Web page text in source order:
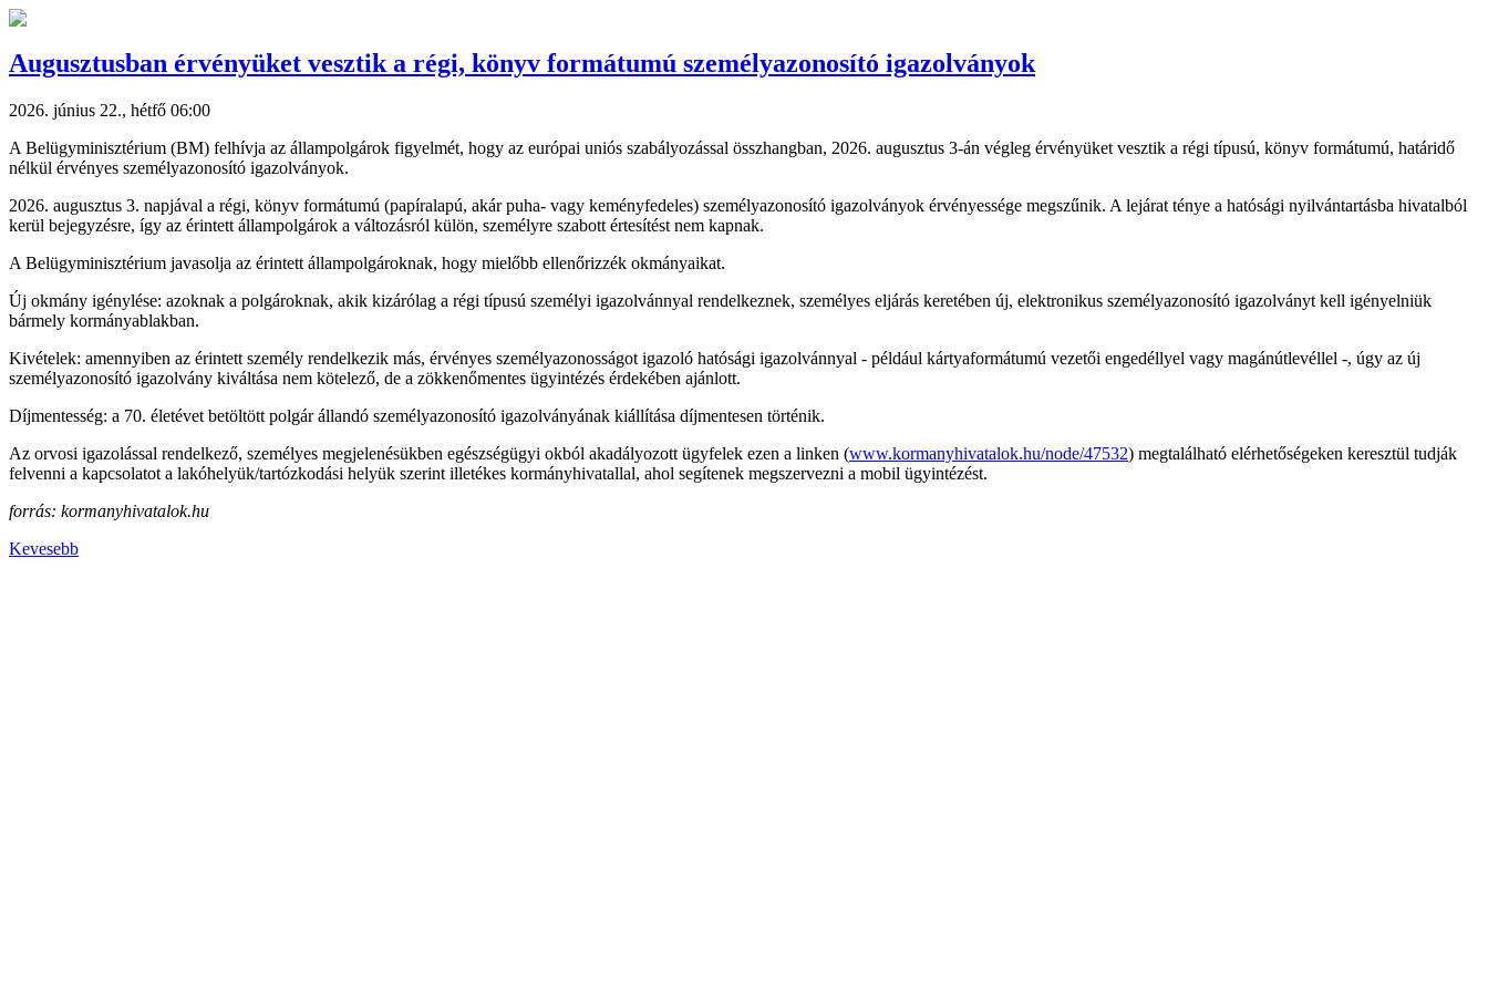
Augusztusban érvényüket vesztik a régi, könyv formátumú személyazonosító igazolványok
2026. június 22., hétfő 06:00
A Belügyminisztérium (BM) felhívja az állampolgárok figyelmét, hogy az európai uniós szabályozással összhangban, 2026. augusztus 3-án végleg érvényüket vesztik a régi típusú, könyv formátumú, határidő
nélkül érvényes személyazonosító igazolványok.
2026. augusztus 3. napjával a régi, könyv formátumú (papíralapú, akár puha- vagy keményfedeles) személyazonosító igazolványok érvényessége megszűnik. A lejárat ténye a hatósági nyilvántartásba hivatalból
kerül bejegyzésre, így az érintett állampolgárok a változásról külön, személyre szabott értesítést nem kapnak.
A Belügyminisztérium javasolja az érintett állampolgároknak, hogy mielőbb ellenőrizzék okmányaikat.
Új okmány igénylése: azoknak a polgároknak, akik kizárólag a régi típusú személyi igazolvánnyal rendelkeznek, személyes eljárás keretében új, elektronikus személyazonosító igazolványt kell igényelniük
bármely kormányablakban.
Kivételek: amennyiben az érintett személy rendelkezik más, érvényes személyazonosságot igazoló hatósági igazolvánnyal - például kártyaformátumú vezetői engedéllyel vagy magánútlevéllel -, úgy az új
személyazonosító igazolvány kiváltása nem kötelező, de a zökkenőmentes ügyintézés érdekében ajánlott.
Díjmentesség: a 70. életévet betöltött polgár állandó személyazonosító igazolványának kiállítása díjmentesen történik.
Az orvosi igazolással rendelkező, személyes megjelenésükben egészségügyi okból akadályozott ügyfelek ezen a linken (www.kormanyhivatalok.hu/node/47532) megtalálható elérhetőségeken keresztül tudják
felvenni a kapcsolatot a lakóhelyük/tartózkodási helyük szerint illetékes kormányhivatallal, ahol segítenek megszervezni a mobil ügyintézést.
forrás: kormanyhivatalok.hu
Kevesebb